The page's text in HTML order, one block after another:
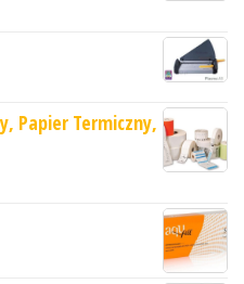
Papier Termiczny,